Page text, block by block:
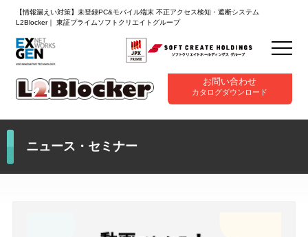
【情報漏えい対策】未登録PC&モバイル端末 不正アクセス検知・遮断システム
L2Blocker｜ 東証プライムソフトクリエイトグループ
お問い合わせ
カタログダウンロード
ニュース・セミナー